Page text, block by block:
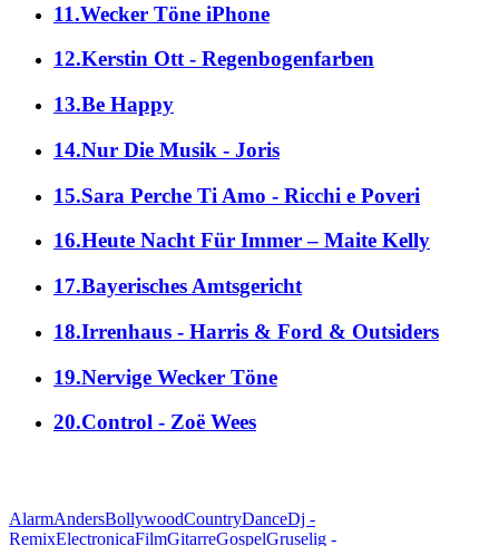
11.Wecker Töne iPhone
12.Kerstin Ott - Regenbogenfarben
13.Be Happy
14.Nur Die Musik - Joris
15.Sara Perche Ti Amo - Ricchi e Poveri
16.Heute Nacht Für Immer – Maite Kelly
17.Bayerisches Amtsgericht
18.Irrenhaus - Harris & Ford & Outsiders
19.Nervige Wecker Töne
20.Control - Zoë Wees
AlarmAndersBollywoodCountryDanceDj -
RemixElectronicaFilmGitarreGospelGruselig -